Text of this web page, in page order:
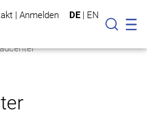
| Anmelden DE | EN
Suche